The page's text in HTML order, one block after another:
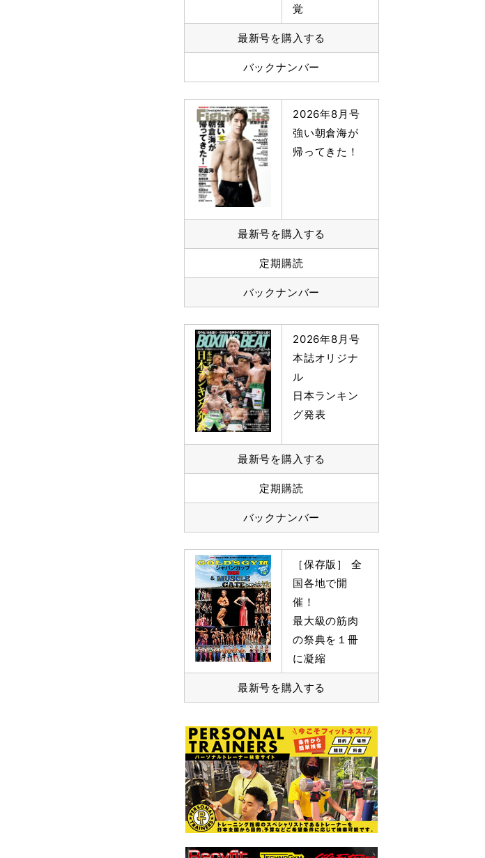
覚
最新号を購入する
バックナンバー
2026年8月号
強い朝倉海が
帰ってきた！
最新号を購入する
定期購読
バックナンバー
2026年8月号
本誌オリジナ
ル
日本ランキン
グ発表
最新号を購入する
定期購読
バックナンバー
［保存版］ 全
国各地で開
催！
最大級の筋肉
の祭典を１冊
に凝縮
最新号を購入する